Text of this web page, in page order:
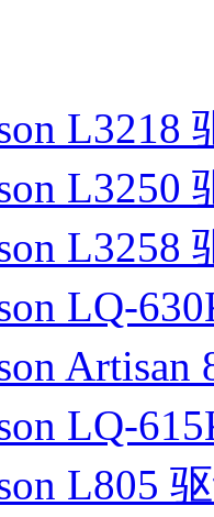
L3218
L3250
L3258
LQ-
Artisan
LQ-
L805